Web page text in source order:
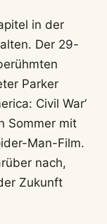
in der
Der 29-
Parker
Civil War‘
Sommer mit
Man-Film.
nach,
Zukunft